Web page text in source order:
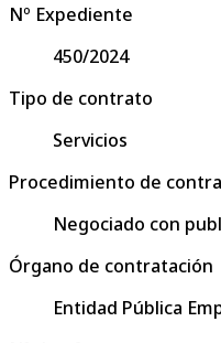
Nº Expediente
450/2024
Tipo de contrato
Servicios
Procedimiento de
Negociado con
Órgano de contratación
Entidad Pública